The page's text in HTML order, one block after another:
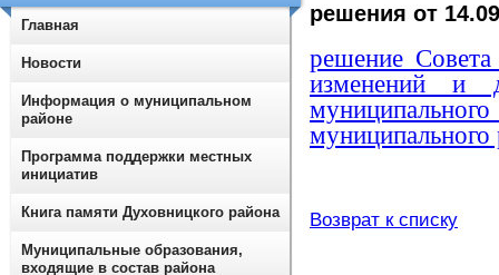
решения от
решение
изменений и
муниципального
Возврат к списку
Главная
Новости
Информация о муниципальном
районе
Программа поддержки местных
инициатив
Книга памяти Духовницкого района
Муниципальные образования,
входящие в состав района